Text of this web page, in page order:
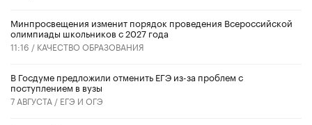
Минпросвещения изменит порядок проведения Всероссийской
олимпиады школьников с 2027 года
11:16 / КАЧЕСТВО ОБРАЗОВАНИЯ
В Госдуме предложили отменить ЕГЭ из-за проблем с
поступлением в вузы
7 АВГУСТА / ЕГЭ И ОГЭ